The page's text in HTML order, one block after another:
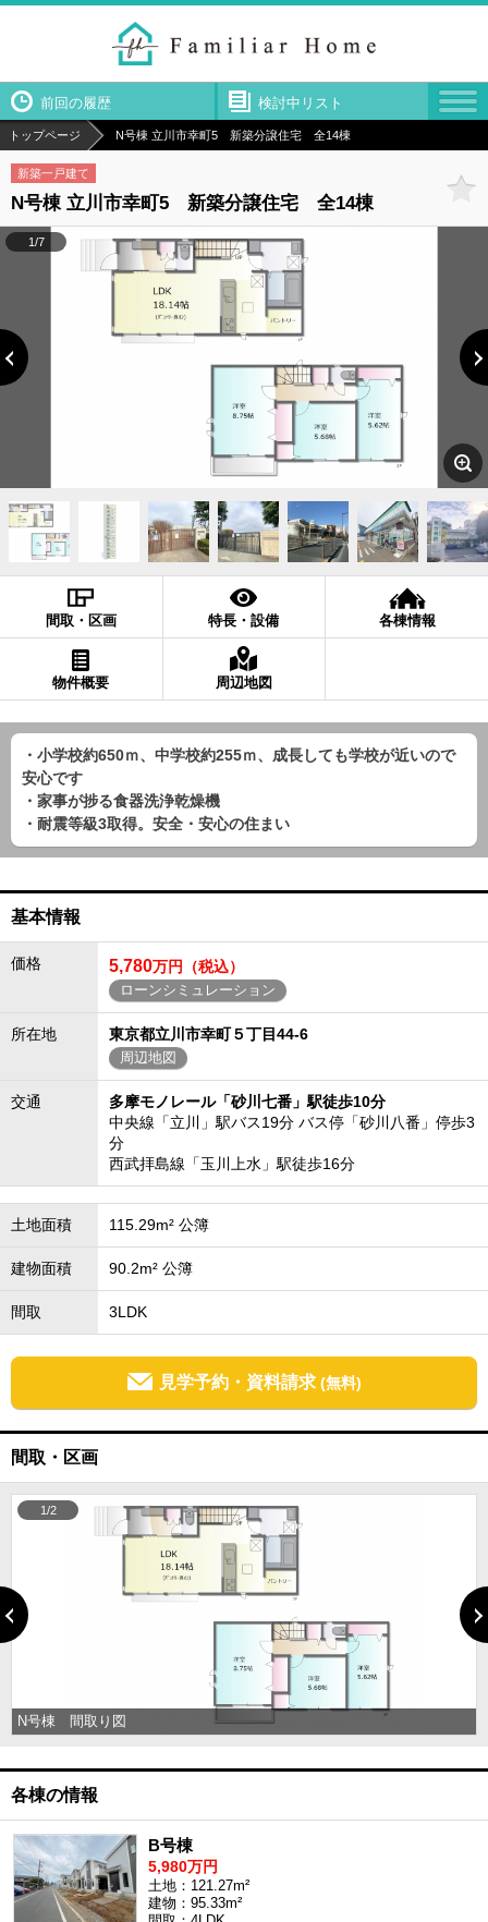
前回の履歴 検討中リスト
トップページ N号棟 立川市幸町5 新築分譲住宅 全14棟
新築一戸建て
N号棟 立川市幸町5 新築分譲住宅 全14棟
1/7
間取・区画 特長・設備 各棟情報
物件概要 周辺地図
・小学校約650ｍ、中学校約255ｍ、成長しても学校が近いので
安心です
・家事が捗る食器洗浄乾燥機
・耐震等級3取得。安全・安心の住まい
基本情報
価格 5,780万円（税込）
ローンシミュレーション
所在地 東京都立川市幸町５丁目44-6
周辺地図
交通
多摩モノレール「砂川七番」駅徒歩10分
中央線「立川」駅バス19分 バス停「砂川八番」停歩3
分
西武拝島線「玉川上水」駅徒歩16分
土地面積 115.29m² 公簿
建物面積 90.2m² 公簿
間取 3LDK
見学予約・資料請求 (無料)
間取・区画
N号棟 間取り図
1/2
各棟の情報
B号棟
5,980万円
土地：121.27m²
建物：95.33m²